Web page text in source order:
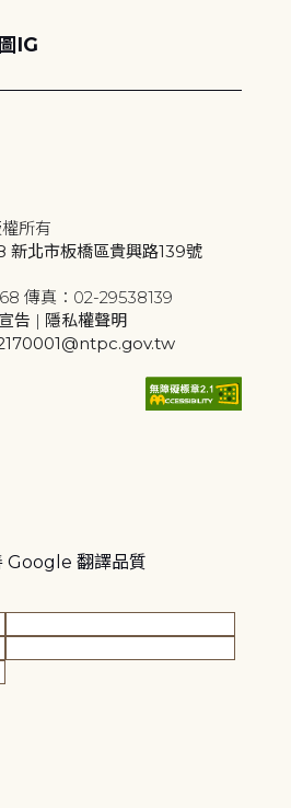
IG
所有
新北市板橋區貴興路139號
傳真：02-29538139
告 | 隱私權聲明
Google 翻譯品質